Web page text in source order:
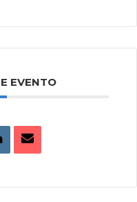
EVENTO